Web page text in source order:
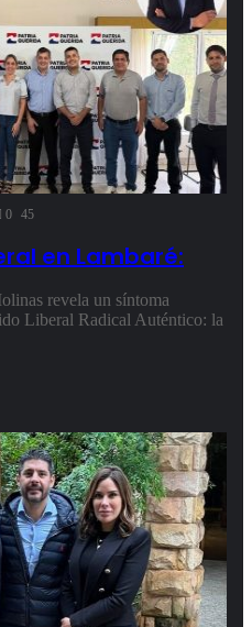
0 45
en Lambaré:
revela un síntoma
Liberal Radical Auténtico: la